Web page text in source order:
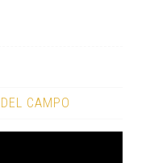
CAMPO